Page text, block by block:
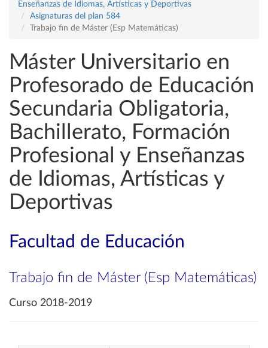
Enseñanzas de Idiomas, Artísticas y Deportivas
Asignaturas del plan 584
Trabajo fin de Máster (Esp Matemáticas)
Máster Universitario en
Profesorado de Educación
Secundaria Obligatoria,
Bachillerato, Formación
Profesional y Enseñanzas
de Idiomas, Artísticas y
Deportivas
Facultad de Educación
Trabajo fin de Máster (Esp Matemáticas)
Curso 2018-2019